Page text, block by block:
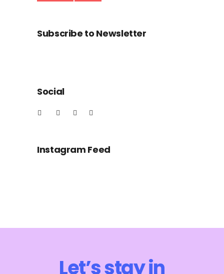
Subscribe to Newsletter
Social
Instagram Feed
Let’s stay in